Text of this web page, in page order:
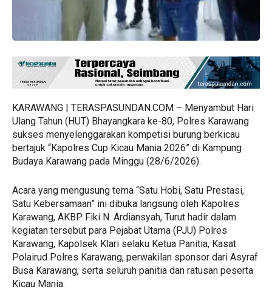
KARAWANG | TERASPASUNDAN.COM – Menyambut Hari
Ulang Tahun (HUT) Bhayangkara ke-80, Polres Karawang
sukses menyelenggarakan kompetisi burung berkicau
bertajuk “Kapolres Cup Kicau Mania 2026” di Kampung
Budaya Karawang pada Minggu (28/6/2026).
​Acara yang mengusung tema “Satu Hobi, Satu Prestasi,
Satu Kebersamaan” ini dibuka langsung oleh Kapolres
Karawang, AKBP Fiki N. Ardiansyah, Turut hadir dalam
kegiatan tersebut para Pejabat Utama (PJU) Polres
Karawang, Kapolsek Klari selaku Ketua Panitia, Kasat
Polairud Polres Karawang, perwakilan sponsor dari Asyraf
Busa Karawang, serta seluruh panitia dan ratusan peserta
Kicau Mania.